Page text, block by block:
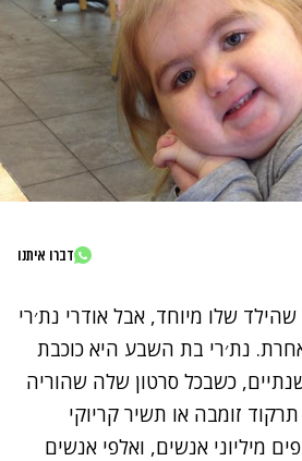
דברו איתנו
שלו מיוחד, אבל אודרי נת׳רי
נת׳רי בת השבע היא כוכבת
כשבכל סרטון שלה שהוריה
זומבה או תשיר קריוקי
מיליוני אנשים, ואלפי אנשים